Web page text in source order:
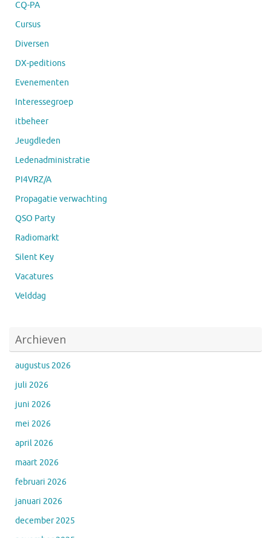
CQ-PA
Cursus
Diversen
DX-peditions
Evenementen
Interessegroep
itbeheer
Jeugdleden
Ledenadministratie
PI4VRZ/A
Propagatie verwachting
QSO Party
Radiomarkt
Silent Key
Vacatures
Velddag
Archieven
augustus 2026
juli 2026
juni 2026
mei 2026
april 2026
maart 2026
februari 2026
januari 2026
december 2025